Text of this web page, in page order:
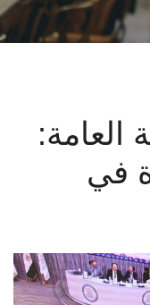
البحث العلمي
المراكز والوحدات
الأنظمة الذكية
تواصل معنا
العامة:
في